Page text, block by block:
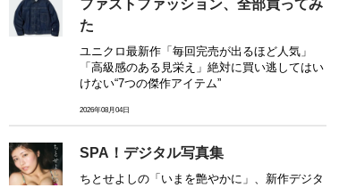
ファストファッション、全部買ってみ
た
ユニクロ最新作「毎回完売が出るほど人気」
「高級感のある見栄え」絶対に買い逃してはい
けない“7つの傑作アイテム”
2026年08月04日
SPA！デジタル写真集
ちとせよしの「いまを艶やかに」、新作デジタ